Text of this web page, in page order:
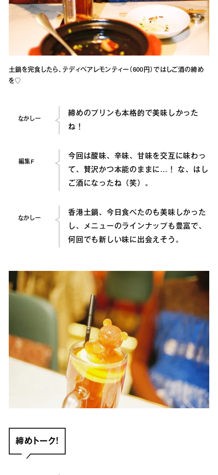
土鍋を完食したら、テディベアレモンティー（600円）ではしご酒の締め
を♡
なかしー
締めのプリンも本格的で美味しかった
ね！
編集F
今回は酸味、辛味、甘味を交互に味わっ
て、贅沢かつ本能のままに…！ な、はし
ご酒になったね（笑）。
なかしー
香港土鍋、今日食べたのも美味しかった
し、メニューのラインナップも豊富で、
何回でも新しい味に出会えそう。
締めトーク！